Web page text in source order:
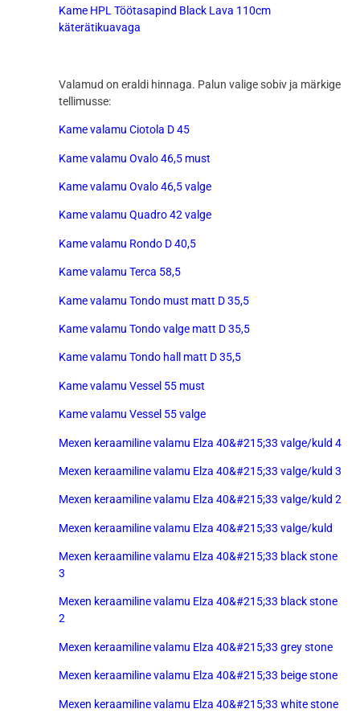
Kame HPL Töötasapind Black Lava 110cm
käterätikuavaga
Valamud on eraldi hinnaga. Palun valige sobiv ja märkige
tellimusse:
Kame valamu Ciotola D 45
Kame valamu Ovalo 46,5 must
Kame valamu Ovalo 46,5 valge
Kame valamu Quadro 42 valge
Kame valamu Rondo D 40,5
Kame valamu Terca 58,5
Kame valamu Tondo must matt D 35,5
Kame valamu Tondo valge matt D 35,5
Kame valamu Tondo hall matt D 35,5
Kame valamu Vessel 55 must
Kame valamu Vessel 55 valge
Mexen keraamiline valamu Elza 40&#215;33 valge/kuld 4
Mexen keraamiline valamu Elza 40&#215;33 valge/kuld 3
Mexen keraamiline valamu Elza 40&#215;33 valge/kuld 2
Mexen keraamiline valamu Elza 40&#215;33 valge/kuld
Mexen keraamiline valamu Elza 40&#215;33 black stone
3
Mexen keraamiline valamu Elza 40&#215;33 black stone
2
Mexen keraamiline valamu Elza 40&#215;33 grey stone
Mexen keraamiline valamu Elza 40&#215;33 beige stone
Mexen keraamiline valamu Elza 40&#215;33 white stone